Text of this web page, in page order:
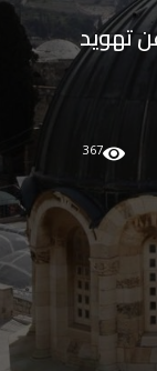
تهويد
367